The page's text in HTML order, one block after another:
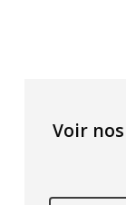
Voir